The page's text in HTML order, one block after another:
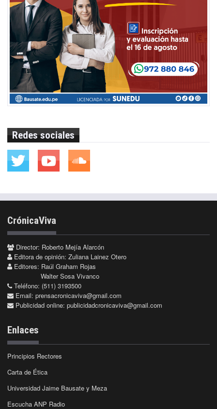
Redes sociales
CrónicaViva
Director: Roberto Mejía Alarcón
Editora de opinión: Zuliana Lainez Otero
Editores: Raúl Graham Rojas
Walter Sosa Vivanco
Teléfono: (511) 3193500
Email: prensacronicaviva@gmail.com
Publicidad online: publicidadcronicaviva@gmail.com
Enlaces
Principios Rectores
Carta de Ética
Universidad Jaime Bausate y Meza
Escucha ANP Radio